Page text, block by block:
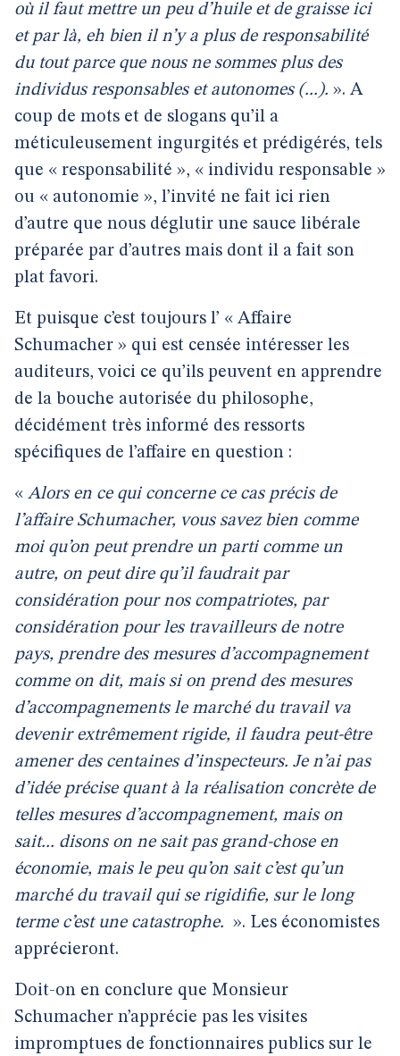
où il faut mettre un peu d’huile et de graisse ici
et par là, eh bien il n’y a plus de responsabilité
du tout parce que nous ne sommes plus des
individus responsables et autonomes (...). ». A
coup de mots et de slogans qu’il a
méticuleusement ingurgités et prédigérés, tels
que « responsabilité », « individu responsable »
ou « autonomie », l’invité ne fait ici rien
d’autre que nous déglutir une sauce libérale
préparée par d’autres mais dont il a fait son
plat favori.
Et puisque c’est toujours l’ « Affaire
Schumacher » qui est censée intéresser les
auditeurs, voici ce qu’ils peuvent en apprendre
de la bouche autorisée du philosophe,
décidément très informé des ressorts
spécifiques de l’affaire en question :
« Alors en ce qui concerne ce cas précis de
l’affaire Schumacher, vous savez bien comme
moi qu’on peut prendre un parti comme un
autre, on peut dire qu’il faudrait par
considération pour nos compatriotes, par
considération pour les travailleurs de notre
pays, prendre des mesures d’accompagnement
comme on dit, mais si on prend des mesures
d’accompagnements le marché du travail va
devenir extrêmement rigide, il faudra peut-être
amener des centaines d’inspecteurs. Je n’ai pas
d’idée précise quant à la réalisation concrète de
telles mesures d’accompagnement, mais on
sait... disons on ne sait pas grand-chose en
économie, mais le peu qu’on sait c’est qu’un
marché du travail qui se rigidifie, sur le long
terme c’est une catastrophe. ». Les économistes
apprécieront.
Doit-on en conclure que Monsieur
Schumacher n’apprécie pas les visites
impromptues de fonctionnaires publics sur le